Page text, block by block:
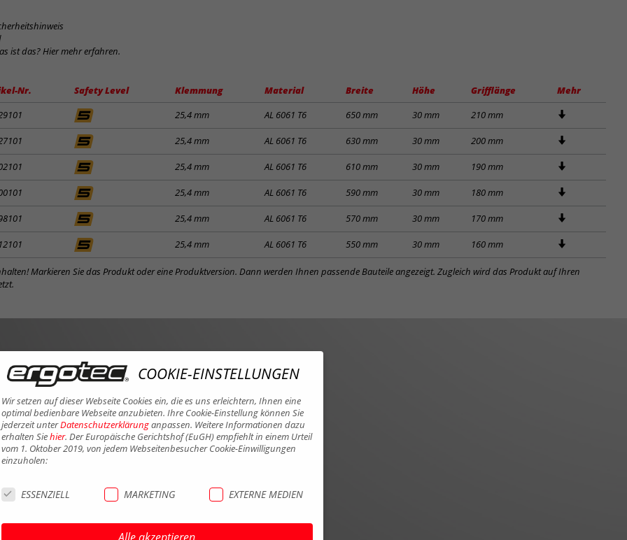
ist das? Hier mehr erfahren.
Nr. Safety Level Klemmung Material Breite Höhe Grifflänge
Mehr
25,4 mm AL 6061 T6 650 mm 30 mm 210 mm
25,4 mm AL 6061 T6 630 mm 30 mm 200 mm
25,4 mm AL 6061 T6 610 mm 30 mm 190 mm
25,4 mm AL 6061 T6 590 mm 30 mm 180 mm
25,4 mm AL 6061 T6 570 mm 30 mm 170 mm
25,4 mm AL 6061 T6 550 mm 30 mm 160 mm
Markieren Sie das Produkt oder eine Produktversion. Dann werden Ihnen passende Bauteile angezeigt. Zugleich wird das Produkt auf Ihren
COOKIE-EINSTELLUNGEN
Wir setzen auf dieser Webseite Cookies ein, die es uns erleichtern, Ihnen eine
optimal bedienbare Webseite anzubieten. Ihre Cookie-Einstellung können Sie
jederzeit unterDatenschutzerklärunganpassen. Weitere Informationen dazu
erhalten Siehier. Der Europäische Gerichtshof (EuGH) empfiehlt in einem Urteil
vom 1. Oktober 2019, von jedem Webseitenbesucher Cookie-Einwilligungen
einzuholen:
ESSENZIELL MARKETING EXTERNE MEDIEN